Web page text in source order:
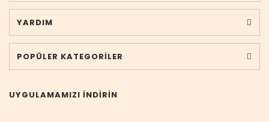
YARDIM
POPÜLER KATEGORİLER
UYGULAMAMIZI İNDİRİN